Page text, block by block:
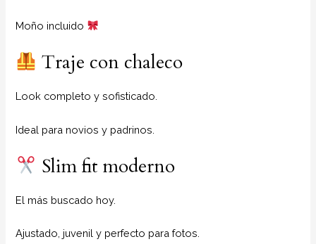
Moño incluido
Traje con chaleco
Look completo y sofisticado.
Ideal para novios y padrinos.
Slim fit moderno
El más buscado hoy.
Ajustado, juvenil y perfecto para fotos.